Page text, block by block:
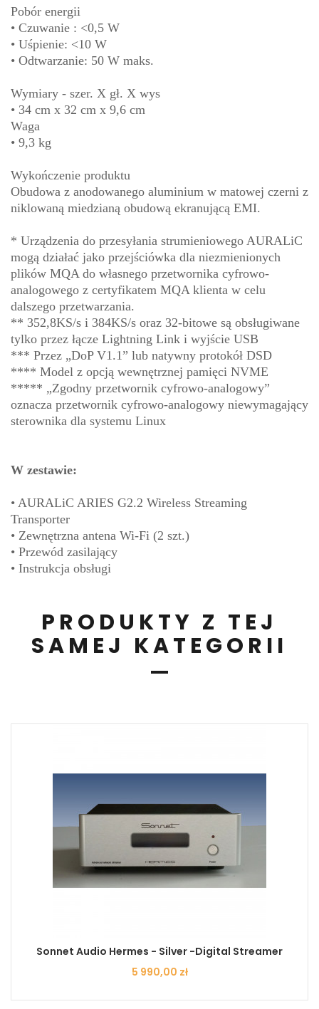
Pobór energii
• Czuwanie : <0,5 W
• Uśpienie: <10 W
• Odtwarzanie: 50 W maks.
Wymiary - szer. X gł. X wys
• 34 cm x 32 cm x 9,6 cm
Waga
• 9,3 kg
Wykończenie produktu
Obudowa z anodowanego aluminium w matowej czerni z
niklowaną miedzianą obudową ekranującą EMI.
* Urządzenia do przesyłania strumieniowego AURALiC
mogą działać jako przejściówka dla niezmienionych
plików MQA do własnego przetwornika cyfrowo-
analogowego z certyfikatem MQA klienta w celu
dalszego przetwarzania.
** 352,8KS/s i 384KS/s oraz 32-bitowe są obsługiwane
tylko przez łącze Lightning Link i wyjście USB
*** Przez „DoP V1.1” lub natywny protokół DSD
**** Model z opcją wewnętrznej pamięci NVME
***** „Zgodny przetwornik cyfrowo-analogowy”
oznacza przetwornik cyfrowo-analogowy niewymagający
sterownika dla systemu Linux
W zestawie:
• AURALiC ARIES G2.2 Wireless Streaming
Transporter
• Zewnętrzna antena Wi-Fi (2 szt.)
• Przewód zasilający
• Instrukcja obsługi
PRODUKTY Z TEJ
SAMEJ KATEGORII
Sonnet Audio Hermes - Silver -Digital Streamer
Cena
5 990,00 zł